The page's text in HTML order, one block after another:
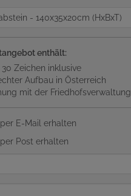
- 140x35x20cm (HxBxT)
enthält:
30 Zeichen inklusive
Aufbau in Österreich
mit der Friedhofsverwaltung
E-Mail erhalten
Post erhalten